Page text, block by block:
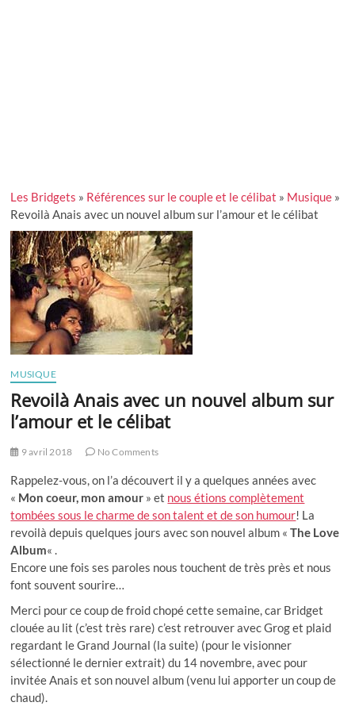
Les Bridgets » Références sur le couple et le célibat » Musique »
Revoilà Anais avec un nouvel album sur l’amour et le célibat
MUSIQUE
Revoilà Anais avec un nouvel album sur
l’amour et le célibat
9 avril 2018 No Comments
Rappelez-vous, on l’a découvert il y a quelques années avec
« Mon coeur, mon amour » et nous étions complètement
tombées sous le charme de son talent et de son humour! La
revoilà depuis quelques jours avec son nouvel album «The Love
Album« .
Encore une fois ses paroles nous touchent de très près et nous
font souvent sourire…
Merci pour ce coup de froid chopé cette semaine, car Bridget
clouée au lit (c’est très rare) c’est retrouver avec Grog et plaid
regardant le Grand Journal (la suite) (pour le visionner
sélectionné le dernier extrait) du 14 novembre, avec pour
invitée Anais et son nouvel album (venu lui apporter un coup de
chaud).